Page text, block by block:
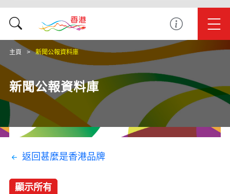
主頁 新聞公報資料庫
新聞公報資料庫
返回甚麼是香港品牌
顯示所有